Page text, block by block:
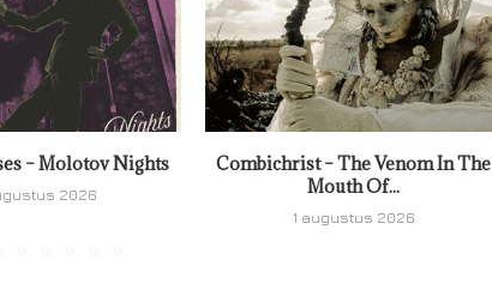
– Molotov Nights
2026
Combichrist – The Venom In The
Mouth Of...
1 augustus 2026